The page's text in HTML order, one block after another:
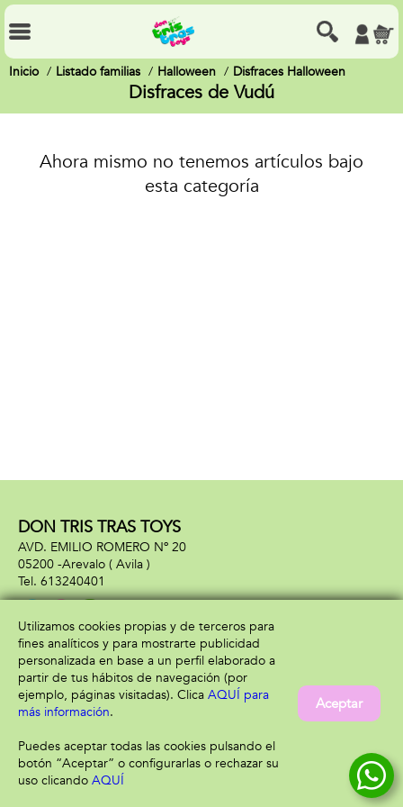
Inicio Listado familias Halloween Disfraces Halloween
Disfraces de Vudú
Ahora mismo no tenemos artículos bajo
esta categoría
DON TRIS TRAS TOYS
AVD. EMILIO ROMERO Nº 20
05200 -Arevalo ( Avila )
613240401
Información
Aviso legal
Política de privacidad
Política de cookies
Atención al cliente
Envío y devolución
Utilizamos cookies propias y de terceros para
fines analíticos y para mostrarte publicidad
personalizada en base a un perfil elaborado a
partir de tus hábitos de navegación (por
ejemplo, páginas visitadas). Clica AQUÍ para
más información.
Puedes aceptar todas las cookies pulsando el
botón “Aceptar” o configurarlas o rechazar su
uso clicando AQUÍ
Aceptar